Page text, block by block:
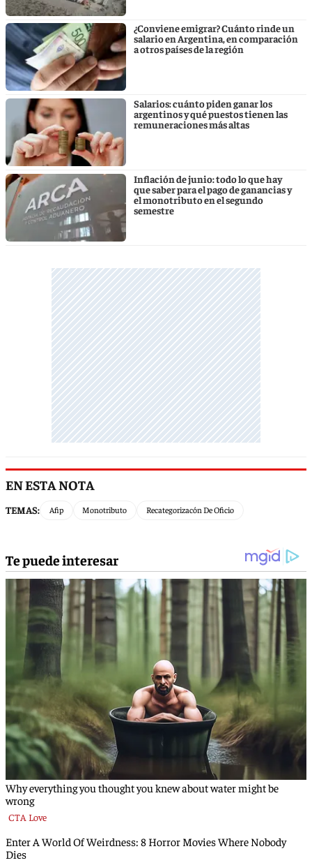
¿Conviene emigrar? Cuánto rinde un
salario en Argentina, en comparación
a otros países de la región
Salarios: cuánto piden ganar los
argentinos y qué puestos tienen las
remuneraciones más altas
Inflación de junio: todo lo que hay
que saber para el pago de ganancias y
el monotributo en el segundo
semestre
EN ESTA NOTA
TEMAS: Afip Monotributo Recategorizacón De Oficio